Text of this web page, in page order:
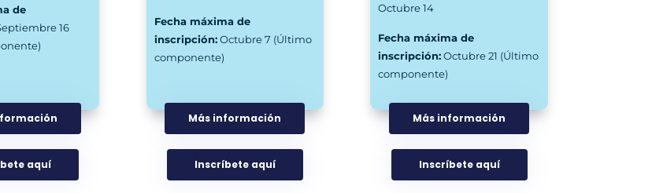
de
16
aquí
Fecha máxima de
inscripción:Octubre 7 (Último
componente)
Más información
Inscríbete aquí
Octubre 14
Fecha máxima de
inscripción:Octubre 21 (Último
componente)
Más información
Inscríbete aquí